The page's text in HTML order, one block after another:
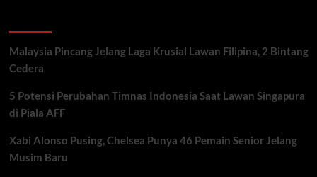
Marquez
di
Jerez
Malaysia Pincang Jelang Laga Krusial Lawan Filipina, 2 Bintang
Cedera
5 Potensi Perubahan Timnas Indonesia Saat Lawan Singapura
di Piala AFF
Xabi Alonso Pusing, Chelsea Punya 46 Pemain Senior Jelang
Musim Baru